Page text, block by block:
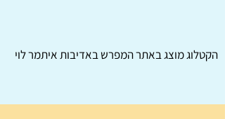
הקטלוג מוצג באתרהמפרשבאדיבות איתמר לוי